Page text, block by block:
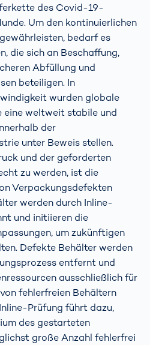
des Covid-19-
Um den kontinuierlichen
bedarf es
die sich an Beschaffung,
Abfüllung und
beteiligen. In
wurden globale
eine weltweit stabile und
der
unter Beweis stellen.
und der geforderten
zu werden, ist die
Verpackungsdefekten
werden durch Inline-
und initiieren die
um zukünftigen
Defekte Behälter werden
entfernt und
ausschließlich für
fehlerfreien Behältern
Prüfung führt dazu,
des gestarteten
große Anzahl fehlerfrei